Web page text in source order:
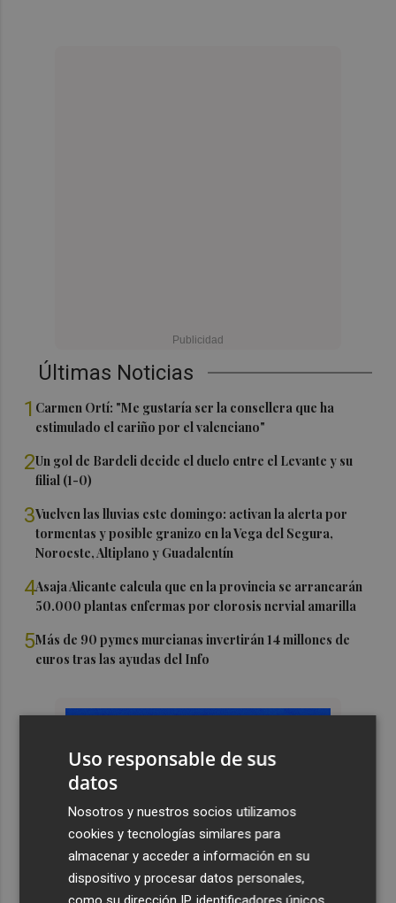
Últimas Noticias
1 Carmen Ortí: "Me gustaría ser la consellera que ha
estimulado el cariño por el valenciano"
2Un gol de Bardeli decide el duelo entre el Levante y su
filial (1-0)
3Vuelven las lluvias este domingo: activan la alerta por
tormentas y posible granizo en la Vega del Segura,
Noroeste, Altiplano y Guadalentín
4Asaja Alicante calcula que en la provincia se arrancarán
50.000 plantas enfermas por clorosis nervial amarilla
5Más de 90 pymes murcianas invertirán 14 millones de
euros tras las ayudas del Info
Uso responsable de sus
datos
Nosotros y nuestros socios utilizamos
cookies y tecnologías similares para
almacenar y acceder a información en su
dispositivo y procesar datos personales,